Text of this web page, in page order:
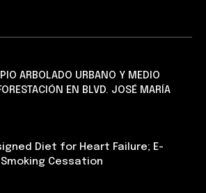
ARBOLADO URBANO Y MEDIO
EN BLVD. JOSÉ MARÍA
Diet for Heart Failure; E-
Cessation